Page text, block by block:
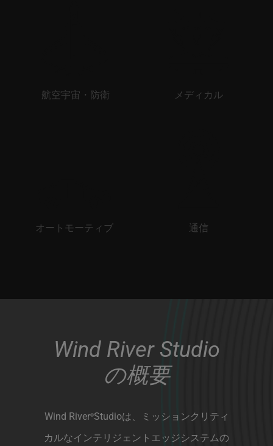
航空宇宙・防衛 メディカル
オートモーティブ 通信
Wind River Studio
の概要
Wind River®Studioは、ミッションクリティ
カルなインテリジェントエッジシステムの